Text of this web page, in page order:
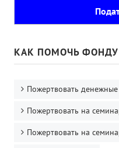
КАК ПОМОЧЬ ФОНДУ
Пожертвовать денежные
Пожертвовать на
Пожертвовать на